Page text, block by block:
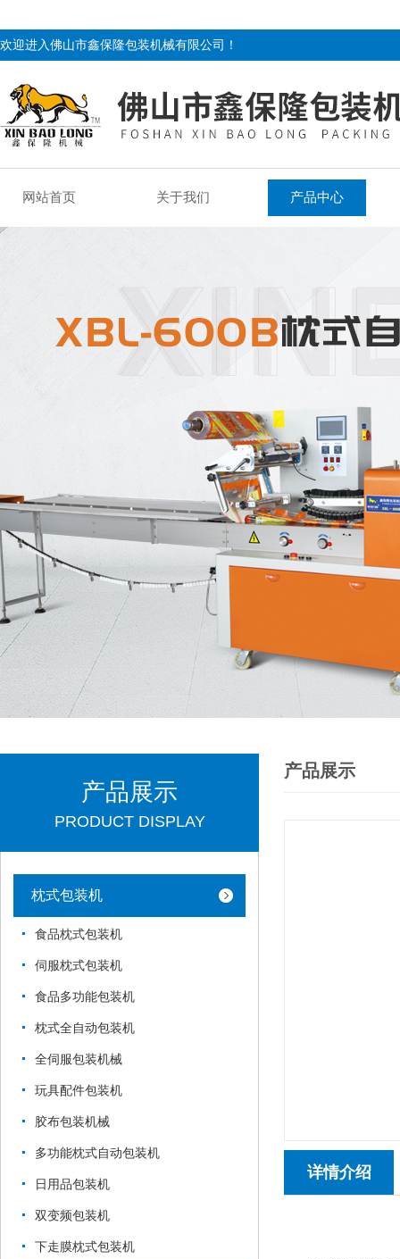
欢迎进入佛山市鑫保隆包装机械有限公司！
网站首页 关于我们 产品中心
产品展示
PRODUCT DISPLAY
枕式包装机
食品枕式包装机
伺服枕式包装机
食品多功能包装机
枕式全自动包装机
全伺服包装机械
玩具配件包装机
胶布包装机械
多功能枕式自动包装机
日用品包装机
双变频包装机
下走膜枕式包装机
产品展示
详情介绍